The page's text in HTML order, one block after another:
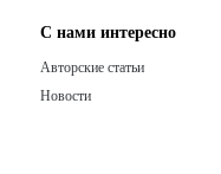
С нами интересно
Авторские статьи
Новости